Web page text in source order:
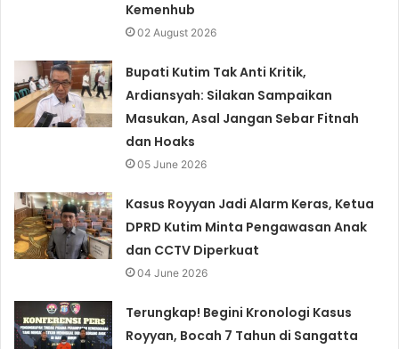
Kemenhub
02 August 2026
Bupati Kutim Tak Anti Kritik,
Ardiansyah: Silakan Sampaikan
Masukan, Asal Jangan Sebar Fitnah
dan Hoaks
05 June 2026
Kasus Royyan Jadi Alarm Keras, Ketua
DPRD Kutim Minta Pengawasan Anak
dan CCTV Diperkuat
04 June 2026
Terungkap! Begini Kronologi Kasus
Royyan, Bocah 7 Tahun di Sangatta